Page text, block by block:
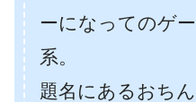
ーになってのゲ
系。
題名にあるおち